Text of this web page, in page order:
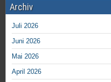
Archiv
Juli 2026
Juni 2026
Mai 2026
April 2026